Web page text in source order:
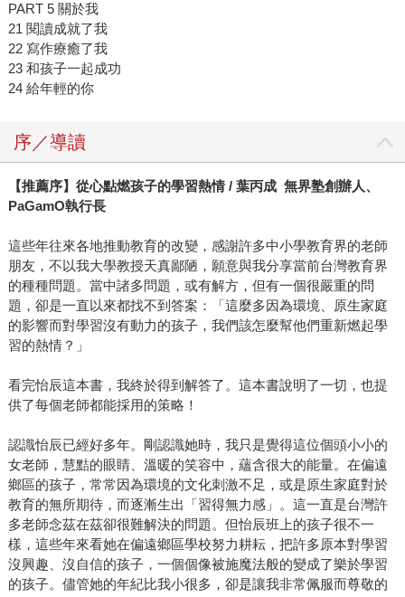
PART 5 關於我
21 閱讀成就了我
22 寫作療癒了我
23 和孩子一起成功
24 給年輕的你
序／導讀
【推薦序】從心點燃孩子的學習熱情 / 葉丙成 無界塾創辦人、
PaGamO執行長
這些年往來各地推動教育的改變，感謝許多中小學教育界的老師
朋友，不以我大學教授天真鄙陋，願意與我分享當前台灣教育界
的種種問題。當中諸多問題，或有解方，但有一個很嚴重的問
題，卻是一直以來都找不到答案：「這麼多因為環境、原生家庭
的影響而對學習沒有動力的孩子，我們該怎麼幫他們重新燃起學
習的熱情？」
看完怡辰這本書，我終於得到解答了。這本書說明了一切，也提
供了每個老師都能採用的策略！
認識怡辰已經好多年。剛認識她時，我只是覺得這位個頭小小的
女老師，慧黠的眼睛、溫暖的笑容中，蘊含很大的能量。在偏遠
鄉區的孩子，常常因為環境的文化刺激不足，或是原生家庭對於
教育的無所期待，而逐漸生出「習得無力感」。這一直是台灣許
多老師念茲在茲卻很難解決的問題。但怡辰班上的孩子很不一
樣，這些年來看她在偏遠鄉區學校努力耕耘，把許多原本對學習
沒興趣、沒自信的孩子，一個個像被施魔法般的變成了樂於學習
的孩子。儘管她的年紀比我小很多，卻是讓我非常佩服而尊敬的